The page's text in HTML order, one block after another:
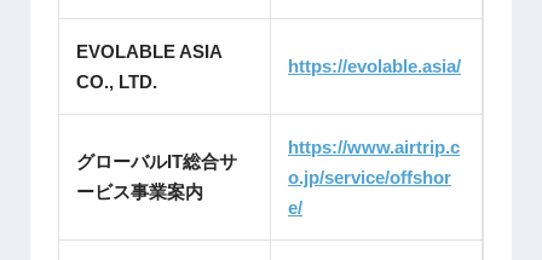
EVOLABLE ASIA
CO., LTD.
https://evolable.asia/
グローバルIT総合サ
ービス事業案内
https://www.airtrip.c
o.jp/service/offshor
e/